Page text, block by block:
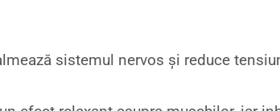
sistemul nervos și reduce